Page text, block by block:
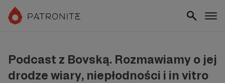
Podcast z Bovską. Rozmawiamy o jej
drodze wiary, niepłodności i in vitro